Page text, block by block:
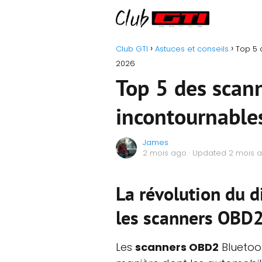
Club GTI Astuces et conseils
Top 5
2026
Top 5 des
James
2 mois ago · Updated 2 mois
La révolution du
les scanners
Les scanners OBD2